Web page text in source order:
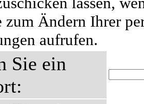
zum Ändern Ihrer
aufrufen.
Sie ein